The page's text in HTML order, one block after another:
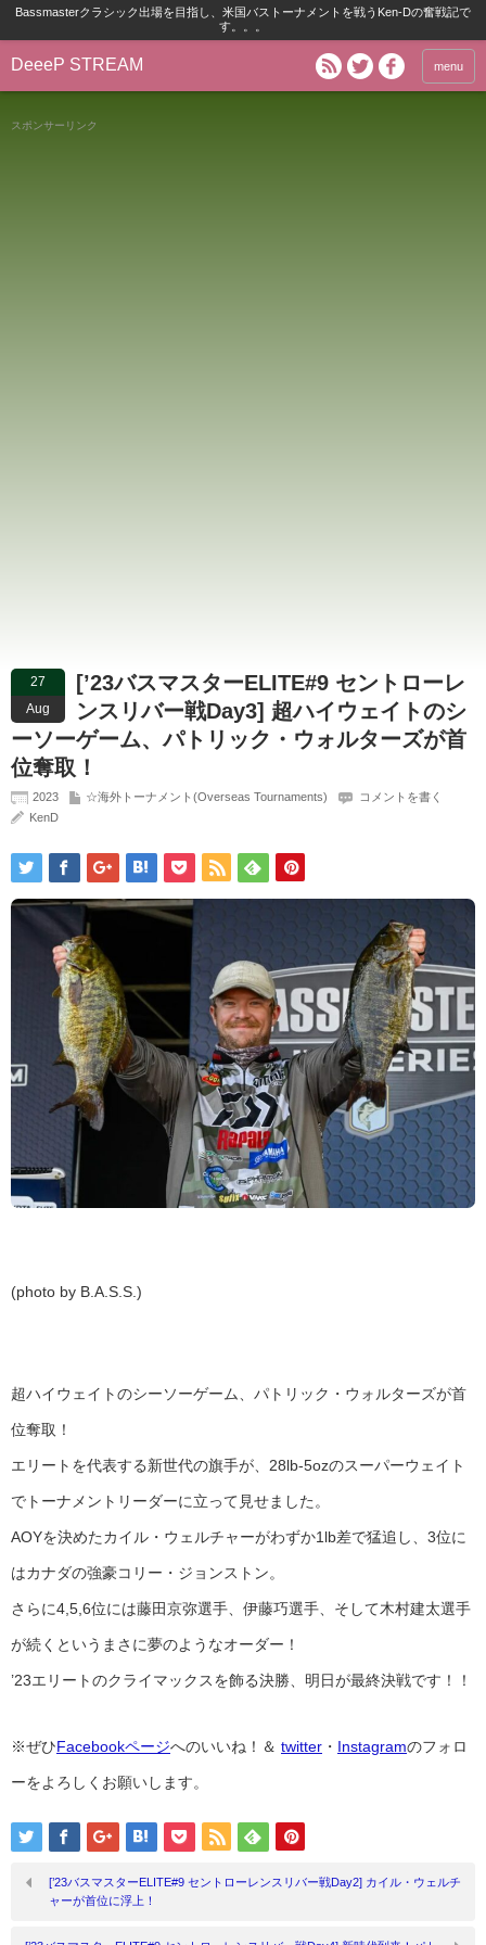
Bassmasterクラシック出場を目指し、米国バストーナメントを戦うKen-Dの奮戦記で
す。。。
DeeeP STREAM menu
スポンサーリンク
27
Aug
[’23バスマスターELITE#9 セントローレ
ンスリバー戦Day3] 超ハイウェイトのシ
ーソーゲーム、パトリック・ウォルターズが首
位奪取！
2023 ☆海外トーナメント(Overseas Tournaments)
コメントを書く
KenD
(photo by B.A.S.S.)
超ハイウェイトのシーソーゲーム、パトリック・ウォルターズが首
位奪取！
エリートを代表する新世代の旗手が、28lb-5ozのスーパーウェイト
でトーナメントリーダーに立って見せました。
AOYを決めたカイル・ウェルチャーがわずか1lb差で猛追し、3位に
はカナダの強豪コリー・ジョンストン。
さらに4,5,6位には藤田京弥選手、伊藤巧選手、そして木村建太選手
が続くというまさに夢のようなオーダー！
’23エリートのクライマックスを飾る決勝、明日が最終決戦です！！
※ぜひFacebookページへのいいね！＆ twitter ・ Instagramのフォロ
ーをよろしくお願いします。
[’23バスマスターELITE#9 セントローレンスリバー戦Day2] カイル・ウェルチ
ャーが首位に浮上！